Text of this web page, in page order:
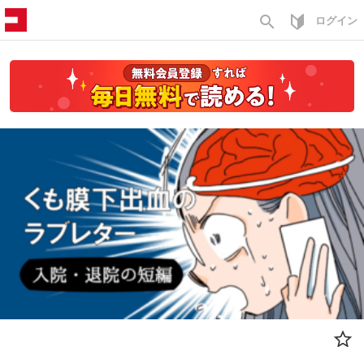
search ログイン